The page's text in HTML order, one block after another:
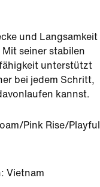
und Langsamkeit
seiner stabilen
unterstützt
bei jedem Schritt,
kannst.
Pink Rise/Playful
Vietnam